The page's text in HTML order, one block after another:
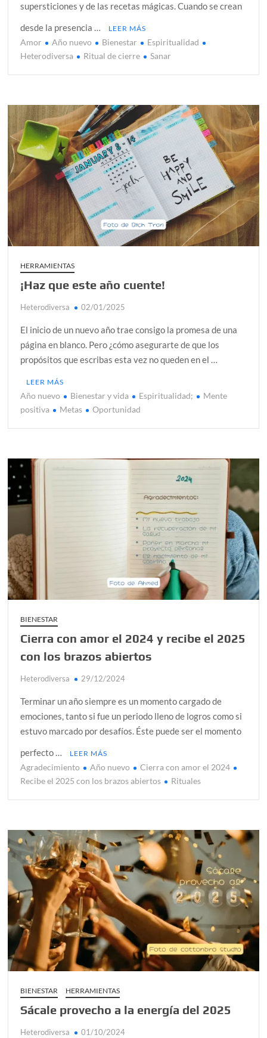
supersticiones y de las recetas mágicas. Cuando se crean
desde la presencia …
LEER MÁS
Amor Año nuevo Bienestar
Espiritualidad
Heterodiversa
Ritual de cierre Sanar
HERRAMIENTAS
¡Haz que este año cuente!
Heterodiversa 02/01/2025
El inicio de un nuevo año trae consigo la promesa de una
página en blanco. Pero ¿cómo asegurarte de que los
propósitos que escribas esta vez no queden en el …
LEER MÁS
Año nuevo Bienestar y vida Espiritualidad;
Mente
positiva
Metas Oportunidad
BIENESTAR
Cierra con amor el 2024 y recibe el 2025
con los brazos abiertos
Heterodiversa 29/12/2024
Terminar un año siempre es un momento cargado de
emociones, tanto si fue un periodo lleno de logros como si
estuvo marcado por desafíos. Éste puede ser el momento
perfecto …
LEER MÁS
Agradecimiento Año nuevo
Cierra con amor el 2024
Recibe el 2025 con los brazos abiertos
Rituales
BIENESTAR HERRAMIENTAS
Sácale provecho a la energía del 2025
Heterodiversa 01/10/2024